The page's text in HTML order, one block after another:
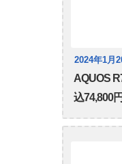
2024年1月
AQUOS
込74,800